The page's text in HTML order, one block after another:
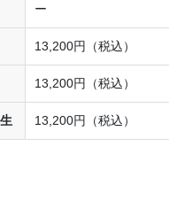
ー
13,200円（税込）
13,200円（税込）
13,200円（税込）